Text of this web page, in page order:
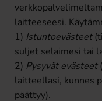
laitteeseesi.
1) Istuntoevästeet
suljet selaimesi tai
2) Pysyvät evästeet
laitteellasi, kunnes
päättyy).